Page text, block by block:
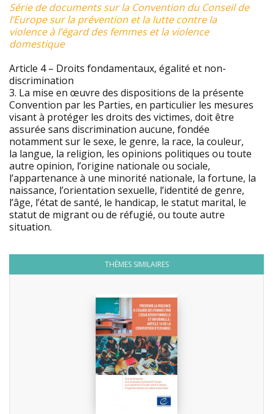
Série de documents sur la Convention du Conseil de
l’Europe sur la prévention et la lutte contre la
violence à l’égard des femmes et la violence
domestique
Article 4 – Droits fondamentaux, égalité et non-
discrimination
3. La mise en œuvre des dispositions de la présente
Convention par les Parties, en particulier les mesures
visant à protéger les droits des victimes, doit être
assurée sans discrimination aucune, fondée
notamment sur le sexe, le genre, la race, la couleur,
la langue, la religion, les opinions politiques ou toute
autre opinion, l’origine nationale ou sociale,
l’appartenance à une minorité nationale, la fortune, la
naissance, l’orientation sexuelle, l’identité de genre,
l’âge, l’état de santé, le handicap, le statut marital, le
statut de migrant ou de réfugié, ou toute autre
situation.
THÈMES SIMILAIRES